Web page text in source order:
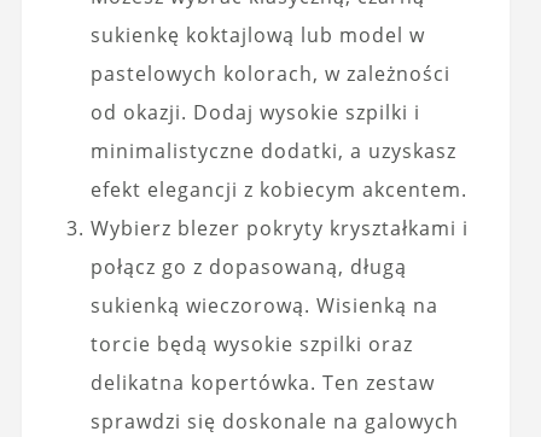
sukienkę koktajlową lub model w
pastelowych kolorach, w zależności
od okazji. Dodaj wysokie szpilki i
minimalistyczne dodatki, a uzyskasz
efekt elegancji z kobiecym akcentem.
Wybierz blezer pokryty kryształkami i
połącz go z dopasowaną, długą
sukienką wieczorową. Wisienką na
torcie będą wysokie szpilki oraz
delikatna kopertówka. Ten zestaw
sprawdzi się doskonale na galowych